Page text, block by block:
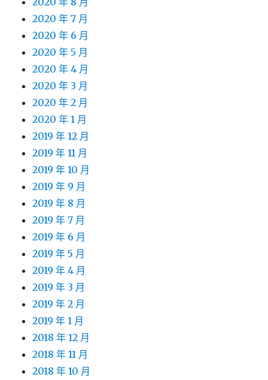
2020 年 7 月
2020 年 6 月
2020 年 5 月
2020 年 4 月
2020 年 3 月
2020 年 2 月
2020 年 1 月
2019 年 12 月
2019 年 11 月
2019 年 10 月
2019 年 9 月
2019 年 8 月
2019 年 7 月
2019 年 6 月
2019 年 5 月
2019 年 4 月
2019 年 3 月
2019 年 2 月
2019 年 1 月
2018 年 12 月
2018 年 11 月
2018 年 10 月